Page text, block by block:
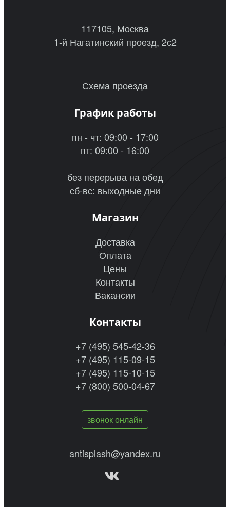
117105, Москва
1-й Нагатинский проезд, 2с2
Схема проезда
График работы
пн - чт: 09:00 - 17:00
пт: 09:00 - 16:00
без перерыва на обед
сб-вс: выходные дни
Магазин
Доставка
Оплата
Цены
Контакты
Вакансии
Контакты
+7 (495) 545-42-36
+7 (495) 115-09-15
+7 (495) 115-10-15
+7 (800) 500-04-67
звонок онлайн
antisplash@yandex.ru